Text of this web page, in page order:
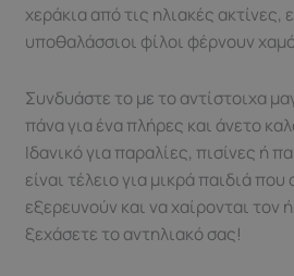
χεράκια από τις ηλιακές ακτίνες,
υποθαλάσσιοι φίλοι φέρνουν
Συνδυάστε το με το αντίστοιχα
πάνα για ένα πλήρες και άνετο
Ιδανικό για παραλίες, πισίνες ή
είναι τέλειο για μικρά παιδιά
εξερευνούν και να χαίρονται τον
ξεχάσετε το αντηλιακό σας!